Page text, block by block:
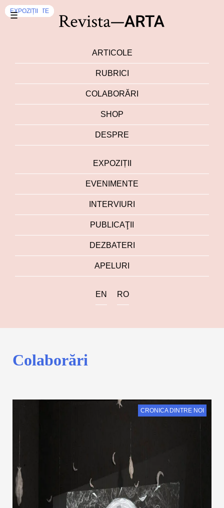
☰
ARTICOLE
RUBRICI
COLABORĂRI
SHOP
DESPRE
EXPOZIȚII
EVENIMENTE
INTERVIURI
PUBLICAŢII
DEZBATERI
APELURI
EN RO
Colaborări
CRONICA DINTRE NOI
EVENIMENTE
EXPOZIȚII
EXPOZIȚII
EXPOZIȚII
EXPOZIȚII
EXPOZIȚII
EVENIMENTE
EVENIMENTE
EXPOZIȚII
EXPOZIȚII